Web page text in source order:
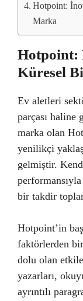
Hotpoint:
Marka
Hotpoint:
Küresel
Ev aletleri
parçası haline
marka olan
yenilikçi
gelmiştir.
bir takdir
Hotpoint’in
faktörlerden
dolu olan
yazarları,
ayrıntılı